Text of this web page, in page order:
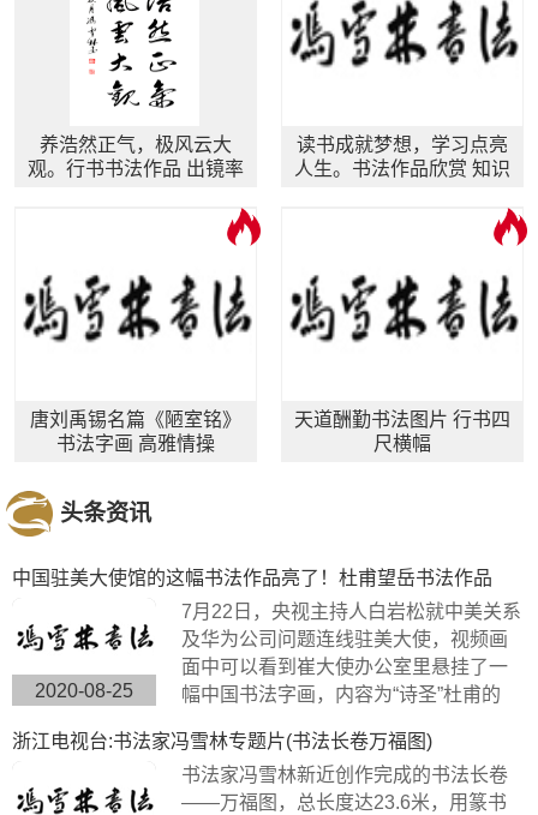
养浩然正气，极风云大
观。行书书法作品 出镜率
读书成就梦想，学习点亮
人生。书法作品欣赏 知识
唐刘禹锡名篇《陋室铭》
书法字画 高雅情操
天道酬勤书法图片 行书四
尺横幅
头条资讯
中国驻美大使馆的这幅书法作品亮了！杜甫望岳书法作品
2020-08-25
7月22日，央视主持人白岩松就中美关系
及华为公司问题连线驻美大使，视频画
面中可以看到崔大使办公室里悬挂了一
幅中国书法字画，内容为“诗圣”杜甫的
字体是典型欧体楷书，方圆兼备、严谨
工整、挺劲险峻。
浙江电视台:书法家冯雪林专题片(书法长卷万福图)
书法家冯雪林新近创作完成的书法长卷
——万福图，总长度达23.6米，用篆书